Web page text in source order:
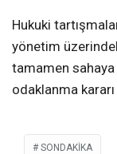
Hukuki
yönetim
tamamen sahaya
odaklanma kararı
SONDAKIKA